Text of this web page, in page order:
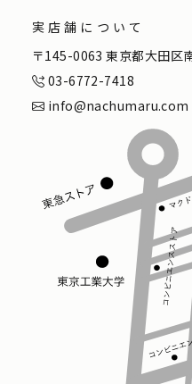
実店舗について
〒145-0063 東京都大田区
03-6772-7418
info@nachumaru.com